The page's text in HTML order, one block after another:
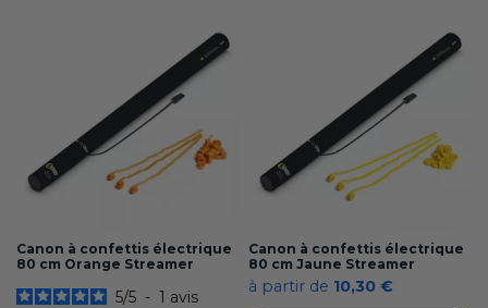
Canon à confettis électrique
80 cm Orange Streamer
5/5 - 1 avis
Canon à confettis électrique
80 cm Jaune Streamer
à partir de 10,30 €